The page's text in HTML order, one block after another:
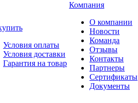
Условия оплаты
Условия доставки
Гарантия на товар
Компания
О компании
Новости
Команда
Отзывы
Контакты
Партнеры
Сертификаты
Документы